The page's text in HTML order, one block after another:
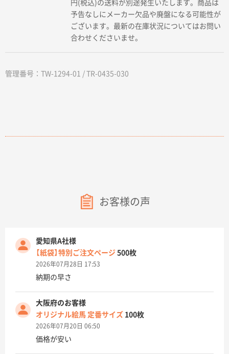
円(税込)の送料が別途発生いたします。商品は
予告なしにメーカー欠品や廃盤になる可能性が
ございます。最新の在庫状況についてはお問い
合わせくださいませ。
管理番号：TW-1294-01 / TR-0435-030
お客様の声
愛知県A社様
【紙袋】特別ご注文ページ 500枚
2026年07月28日 17:53
納期の早さ
大阪府のお客様
オリジナル絵馬 定番サイズ 100枚
2026年07月20日 06:50
価格が安い